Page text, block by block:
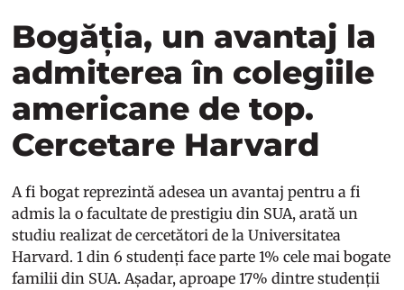
Bogăția, un avantaj la
admiterea în colegiile
americane de top.
Cercetare Harvard
A fi bogat reprezintă adesea un avantaj pentru a fi
admis la o facultate de prestigiu din SUA, arată un
studiu realizat de cercetători de la Universitatea
Harvard. 1 din 6 studenți face parte 1% cele mai bogate
familii din SUA. Așadar, aproape 17% dintre studenții